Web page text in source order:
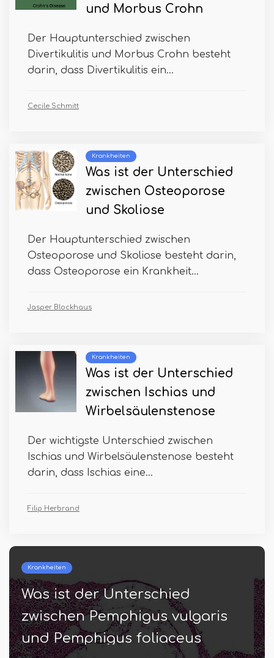
und Morbus Crohn
Der Hauptunterschied zwischen
Divertikulitis und Morbus Crohn besteht
darin, dass Divertikulitis ein...
Cecile Schmitt
Krankheiten
Was ist der Unterschied
zwischen Osteoporose
und Skoliose
Der Hauptunterschied zwischen
Osteoporose und Skoliose besteht darin,
dass Osteoporose ein Krankheit...
Jasper Blockhaus
Krankheiten
Was ist der Unterschied
zwischen Ischias und
Wirbelsäulenstenose
Der wichtigste Unterschied zwischen
Ischias und Wirbelsäulenstenose besteht
darin, dass Ischias eine...
Filip Herbrand
Krankheiten
Was ist der Unterschied
zwischen Pemphigus vulgaris
und Pemphigus foliaceus